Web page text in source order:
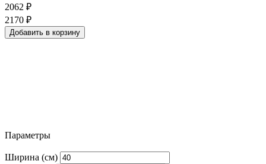
2062 ₽
2170 ₽
Добавить в корзину
Параметры
Ширина (см)